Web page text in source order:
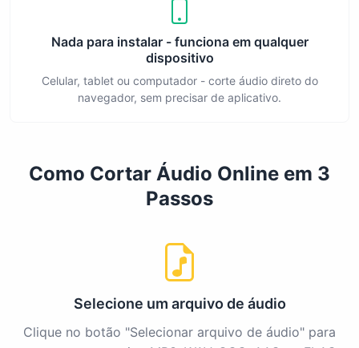
Nada para instalar - funciona em qualquer
dispositivo
Celular, tablet ou computador - corte áudio direto do
navegador, sem precisar de aplicativo.
Como Cortar Áudio Online em 3
Passos
Selecione um arquivo de áudio
Clique no botão "Selecionar arquivo de áudio" para